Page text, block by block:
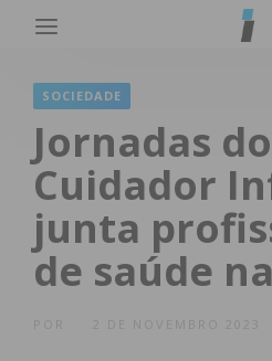
SOCIEDADE
Jornadas do
Cuidador
junta
de saúde